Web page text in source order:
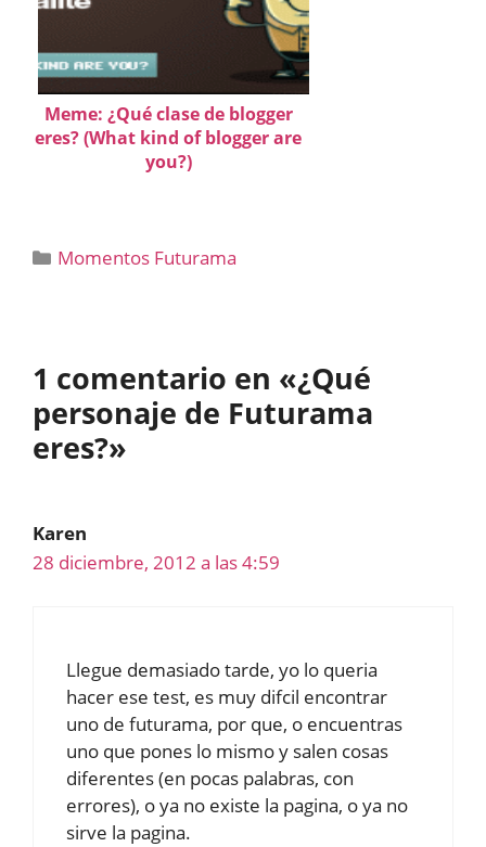
Meme: ¿Qué clase de blogger
eres? (What kind of blogger are
you?)
Categorías
Momentos Futurama
1 comentario en «¿Qué
personaje de Futurama
eres?»
Karen
28 diciembre, 2012 a las 4:59
Llegue demasiado tarde, yo lo queria
hacer ese test, es muy difcil encontrar
uno de futurama, por que, o encuentras
uno que pones lo mismo y salen cosas
diferentes (en pocas palabras, con
errores), o ya no existe la pagina, o ya no
sirve la pagina.